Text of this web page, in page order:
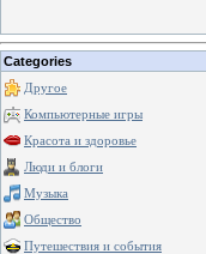
Categories
Другое
Компьютерные игры
Красота и здоровье
Люди и блоги
Музыка
Общество
Путешествия и события